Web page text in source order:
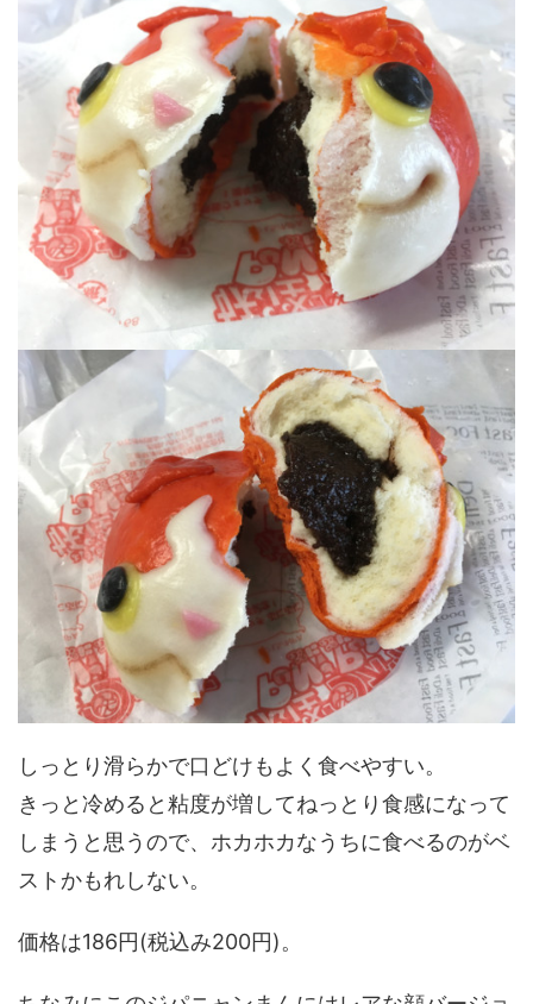
しっとり滑らかで口どけもよく食べやすい。
きっと冷めると粘度が増してねっとり食感になって
しまうと思うので、ホカホカなうちに食べるのがベ
ストかもれしない。
価格は186円(税込み200円)。